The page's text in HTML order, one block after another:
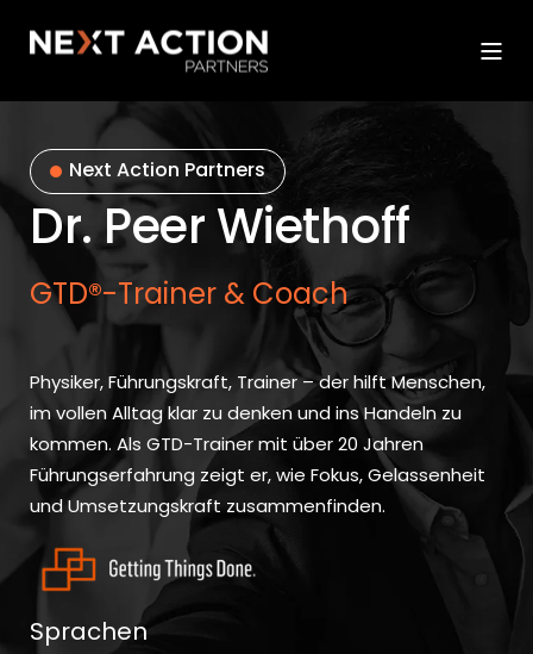
Next Action Partners
Dr. Peer Wiethoff
GTD®-Trainer & Coach
Physiker, Führungskraft, Trainer – der hilft Menschen,
im vollen Alltag klar zu denken und ins Handeln zu
kommen. Als GTD-Trainer mit über 20 Jahren
Führungserfahrung zeigt er, wie Fokus, Gelassenheit
und Umsetzungskraft zusammenfinden.
Sprachen